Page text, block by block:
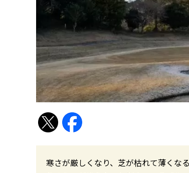
寒さが厳しくなり、芝が枯れて薄くな